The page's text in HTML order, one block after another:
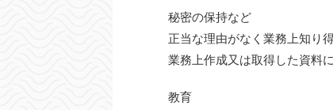
秘密の保持など
正当な理由がなく業務上知り
業務上作成又は取得した資料
教育